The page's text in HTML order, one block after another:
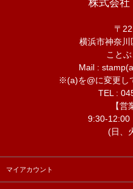
株式会社
〒
横浜市神奈
こと
Mail :
※(a)を@に変更し
TEL :
【営
9:30-
(日、
マイアカウント